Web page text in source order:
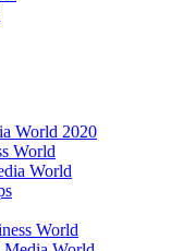
World 2020
World
World
World